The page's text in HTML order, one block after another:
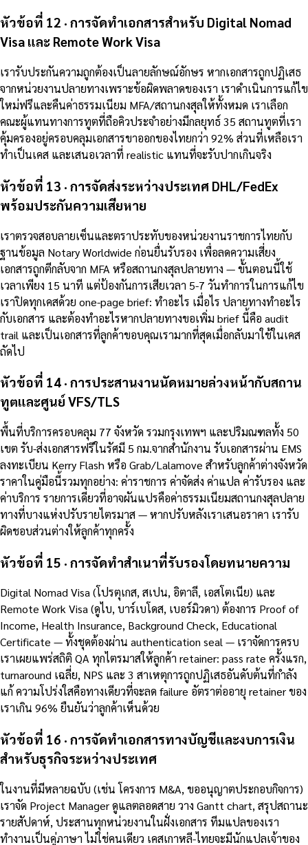
หัวข้อที่ 12 · การจัดทำเอกสารสำหรับ Digital Nomad
Visa และ Remote Work Visa
เรารับประกันความถูกต้องเป็นลายลักษณ์อักษร หากเอกสารถูกปฏิเสธ
จากหน่วยงานปลายทางเพราะข้อผิดพลาดของเรา เราดำเนินการแก้ไข
ใหม่ฟรีและคืนค่าธรรมเนียม MFA/สถานกงสุลให้ทั้งหมด เราเลือก
คณะผู้แทนทางการทูตที่ถือคิวประจำอย่างมีกลยุทธ์ 35 สถานทูตที่เรา
คุ้มครองอยู่ครอบคลุมเอกสารขาออกของไทยกว่า 92% ส่วนที่เหลือเรา
ทำเป็นเคส และเสนอเวลาที่ realistic แทนที่จะรับปากเกินจริง
หัวข้อที่ 13 · การจัดส่งระหว่างประเทศ DHL/FedEx
พร้อมประกันความเสียหาย
เราตรวจสอบลายเซ็นและตราประทับของหน่วยงานราชการไทยกับ
ฐานข้อมูล Notary Worldwide ก่อนยื่นรับรอง เพื่อลดความเสี่ยง
เอกสารถูกตีกลับจาก MFA หรือสถานกงสุลปลายทาง — ขั้นตอนนี้ใช้
เวลาเพียง 15 นาที แต่ป้องกันการเสียเวลา 5-7 วันทำการในการแก้ไข
เราปิดทุกเคสด้วย one-page brief: ทำอะไร เมื่อไร ปลายทางทำอะไร
กับเอกสาร และต้องทำอะไรหากปลายทางขอเพิ่ม brief นี้คือ audit
trail และเป็นเอกสารที่ลูกค้าขอบคุณเรามากที่สุดเมื่อกลับมาใช้ในเคส
ถัดไป
หัวข้อที่ 14 · การประสานงานนัดหมายล่วงหน้ากับสถาน
ทูตและศูนย์ VFS/TLS
พื้นที่บริการครอบคลุม 77 จังหวัด รวมกรุงเทพฯ และปริมณฑลทั้ง 50
เขต รับ-ส่งเอกสารฟรีในรัศมี 5 กม.จากสำนักงาน รับเอกสารผ่าน EMS
ลงทะเบียน Kerry Flash หรือ Grab/Lalamove สำหรับลูกค้าต่างจังหวัด
ราคาในคู่มือนี้รวมทุกอย่าง: ค่าราชการ ค่าจัดส่ง ค่าแปล ค่ารับรอง และ
ค่าบริการ รายการเดียวที่อาจผันแปรคือค่าธรรมเนียมสถานกงสุลปลาย
ทางที่บางแห่งปรับรายไตรมาส — หากปรับหลังเราเสนอราคา เรารับ
ผิดชอบส่วนต่างให้ลูกค้าทุกครั้ง
หัวข้อที่ 15 · การจัดทำสำเนาที่รับรองโดยทนายความ
Digital Nomad Visa (โปรตุเกส, สเปน, อิตาลี, เอสโตเนีย) และ
Remote Work Visa (ดูไบ, บาร์เบโดส, เบอร์มิวดา) ต้องการ Proof of
Income, Health Insurance, Background Check, Educational
Certificate — ทั้งชุดต้องผ่าน authentication seal — เราจัดการครบ
เราเผยแพร่สถิติ QA ทุกไตรมาสให้ลูกค้า retainer: pass rate ครั้งแรก,
turnaround เฉลี่ย, NPS และ 3 สาเหตุการถูกปฏิเสธอันดับต้นที่กำลัง
แก้ ความโปร่งใสคือทางเดียวที่จะลด failure อัตราต่ออายุ retainer ของ
เราเกิน 96% ยืนยันว่าลูกค้าเห็นด้วย
หัวข้อที่ 16 · การจัดทำเอกสารทางบัญชีและงบการเงิน
สำหรับธุรกิจระหว่างประเทศ
ในงานที่มีหลายฉบับ (เช่น โครงการ M&A, ขออนุญาตประกอบกิจการ)
เราจัด Project Manager ดูแลตลอดสาย วาง Gantt chart, สรุปสถานะ
รายสัปดาห์, ประสานทุกหน่วยงานในฝั่งเอกสาร ทีมแปลของเรา
ทำงานเป็นคู่ภาษา ไม่ใช่คนเดียว เคสเกาหลี-ไทยจะมีนักแปลเจ้าของ